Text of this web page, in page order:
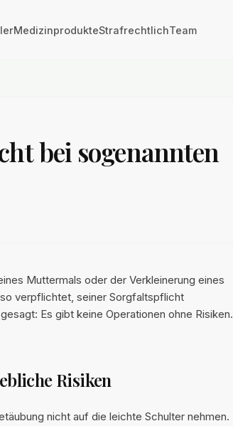
MedizinprodukteStrafrechtlichTeam
bei sogenannten
Muttermals oder der Verkleinerung eines
verpflichtet, seiner Sorgfaltspflicht
Es gibt keine Operationen ohne Risiken.
Risiken
nicht auf die leichte Schulter nehmen.